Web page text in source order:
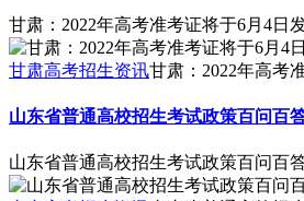
甘肃：2022年高考准考证将于6月4日
甘肃高考招生资讯甘肃：2022年高考
山东省普通高校招生考试政策百问百答
山东省普通高校招生考试政策百问百答